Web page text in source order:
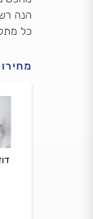
הנה
כל